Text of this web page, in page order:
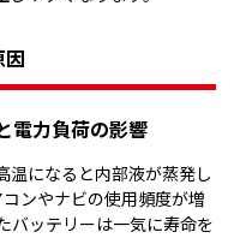
電力負荷の影響
温になると内部液が蒸発し
ンやナビの使用頻度が増
バッテリーは一気に寿命を